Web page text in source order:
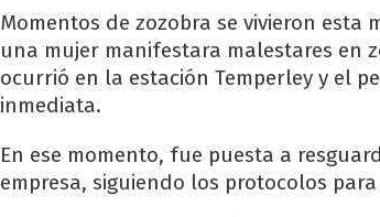
Momentos de zozobra se vivieron esta
una mujer manifestara malestares en
ocurrió en la estación Temperley y el
inmediata.
En ese momento, fue puesta a
empresa, siguiendo los protocolos